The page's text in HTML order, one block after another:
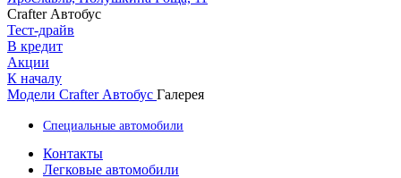
Crafter Автобус
Тест-драйв
В кредит
Акции
К началу
Модели Crafter Автобус Галерея
Специальные автомобили
Контакты
Легковые автомобили